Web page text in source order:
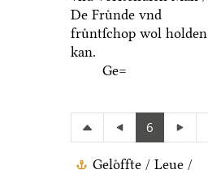
De Fruͤnde vnd
fruͤntſchop wol holden
kan.
Ge=
6
Geloͤffte / Leue /